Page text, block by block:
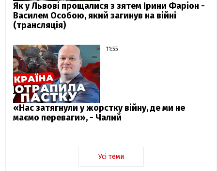
Як у Львові прощалися з зятем Ірини Фаріон -
Василем Особою, який загинув на війні
(трансляція)
11:55
«Нас затягнули у жорстку війну, де ми не
маємо переваги», - Чалий
Усі теми